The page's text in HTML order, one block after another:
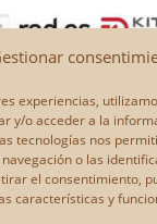
experiencias,
y/o acceder a la
tecnologías nos
o las
el consentimiento,
características y
los del
los de la
Comisión Europea.
ni la Comisión